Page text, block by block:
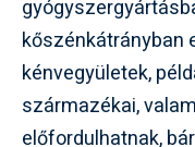
kőszénkátrányban
kénvegyületek,
származékai,
előfordulhatnak,